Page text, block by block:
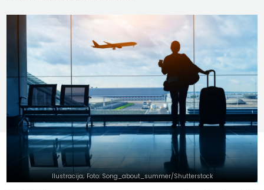
Ilustracija; Foto: Song_about_summer/Shutterstock